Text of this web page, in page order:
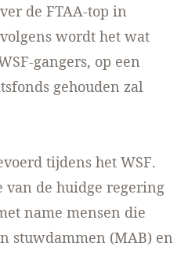
de FTAA-top in
wordt het wat
gangers, op een
gehouden zal
tijdens het WSF.
van de huidge regering
name mensen die
stuwdammen (MAB) en